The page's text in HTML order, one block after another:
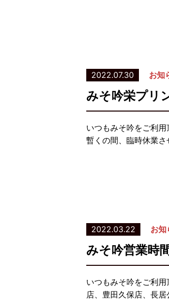
2022.07.30 お知
みそ吟栄プリ
いつもみそ吟をご利
暫くの間、臨時休業
2022.03.22 お知
みそ吟営業時
いつもみそ吟をご利
店、豊田久保店、長